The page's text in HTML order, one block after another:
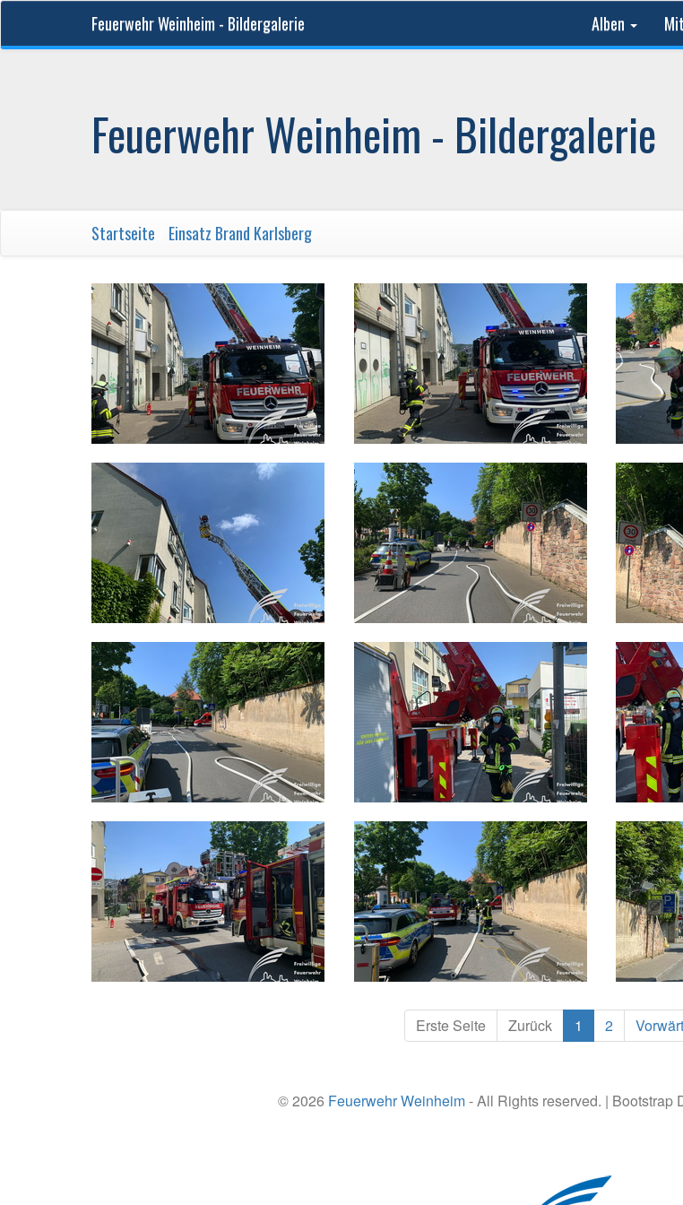
Feuerwehr Weinheim - Bildergalerie Alben
Feuerwehr Weinheim - Bildergalerie
Startseite Einsatz Brand Karlsberg
Erste Seite Zurück 1 2
© 2026 Feuerwehr Weinheim- All Rights reserved. | Bootstrap